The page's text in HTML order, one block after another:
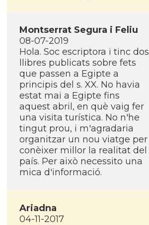
Montserrat Segura i Feliu
08-07-2019
Hola. Soc escriptora i tinc dos
llibres publicats sobre fets
que passen a Egipte a
principis del s. XX. No havia
estat mai a Egipte fins
aquest abril, en què vaig fer
una visita turí­stica. No n'he
tingut prou, i m'agradaria
organitzar un nou viatge per
conèixer millor la realitat del
paí­s. Per això necessito una
mica d'informació.
Ariadna
04-11-2017